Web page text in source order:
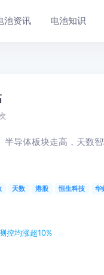
池资讯 电池知识
导体板块走高，天数
天数 港股 恒生科技 华
控均涨超10%